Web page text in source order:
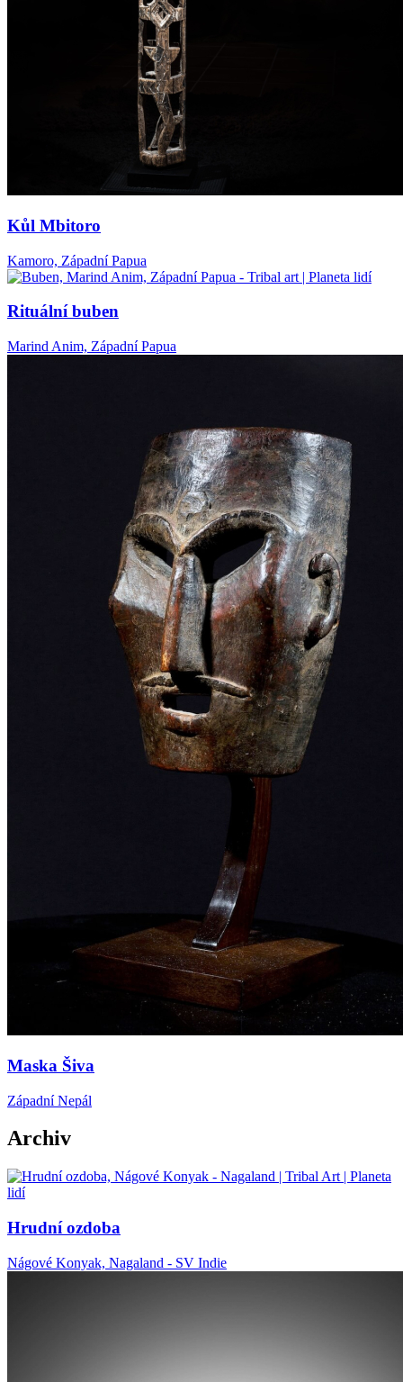
Kůl Mbitoro
Kamoro, Západní Papua
Rituální buben
Marind Anim, Západní Papua
Maska Šiva
Západní Nepál
Archiv
Hrudní ozdoba
Nágové Konyak, Nagaland - SV Indie